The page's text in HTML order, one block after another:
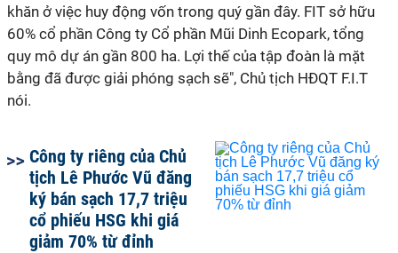
khăn ở việc huy động vốn trong quý gần đây. FIT sở hữu
60% cổ phần Công ty Cổ phần Mũi Dinh Ecopark, tổng
quy mô dự án gần 800 ha. Lợi thế của tập đoàn là mặt
bằng đã được giải phóng sạch sẽ", Chủ tịch HĐQT F.I.T
nói.
Công ty riêng của Chủ
tịch Lê Phước Vũ đăng
ký bán sạch 17,7 triệu
cổ phiếu HSG khi giá
giảm 70% từ đỉnh